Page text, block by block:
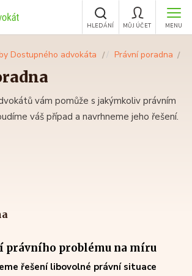
MENU
MŮJ ÚČET
HLEDÁNÍ
Dostupného advokáta Právní poradna
vám pomůže s jakýmkoliv právním
váš případ a navrhneme jeho řešení.
právního problému na míru
řešení libovolné právní situace